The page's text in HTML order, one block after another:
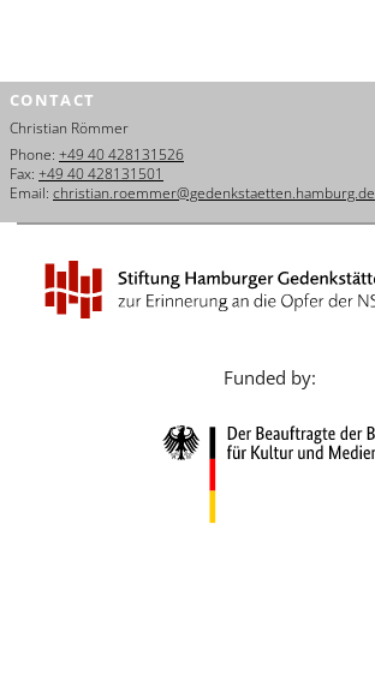
Dansk
Español
Italiano
Nederlands
Português
CONTACT
Christian Römmer
Phone: +49 40 428131526
Fax: +49 40 428131501
Email: christian.roemmer@gedenkstaetten.hamburg.de
Funded by: